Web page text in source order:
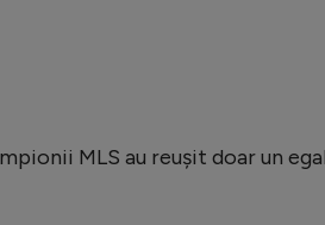
MLS au reușit doar un